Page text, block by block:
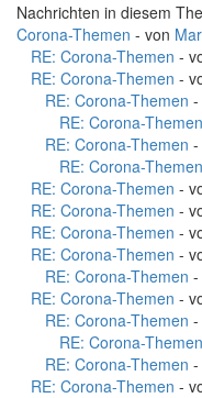
Nachrichten in diesem
Corona-Themen - von
RE: Corona-Themen -
RE: Corona-Themen -
RE: Corona-Themen -
RE: Corona-Themen
RE: Corona-Themen -
RE: Corona-Themen
RE: Corona-Themen -
RE: Corona-Themen -
RE: Corona-Themen -
RE: Corona-Themen -
RE: Corona-Themen -
RE: Corona-Themen -
RE: Corona-Themen -
RE: Corona-Themen
RE: Corona-Themen -
RE: Corona-Themen -